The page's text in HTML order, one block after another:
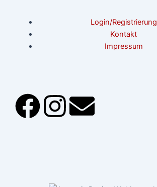
Login/Registrierung
Kontakt
Impressum
F I
E